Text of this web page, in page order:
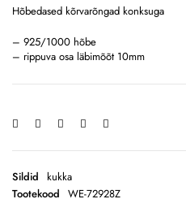
Hõbedased kõrvarõngad konksuga
– 925/1000 hõbe
– rippuva osa läbimõõt 10mm
Sildid
kukka
Tootekood WE-72928Z